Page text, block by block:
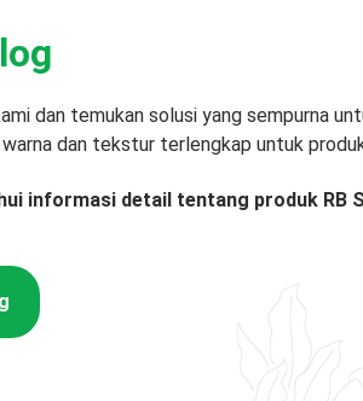
dan temukan solusi yang sempurna
dan tekstur terlengkap untuk
informasi detail tentang produk RB